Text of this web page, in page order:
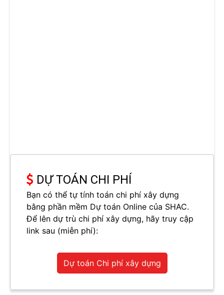
DỰ TOÁN CHI PHÍ
Bạn có thể tự tính toán chi phí xây dựng
bằng phần mềm Dự toán Online của SHAC.
Để lên dự trù chi phí xây dựng, hãy truy cập
link sau (miễn phí):
Dự toán Chi phí xây dựng